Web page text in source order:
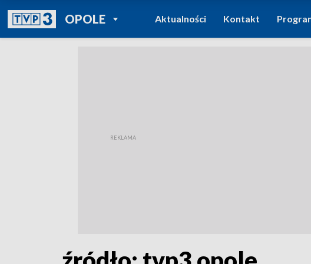
OPOLEPOWRÓT DO
TVP REGIONY
Aktualności Kontakt